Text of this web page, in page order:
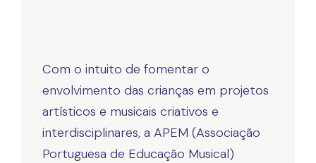
Com o intuito de fomentar o
envolvimento das crianças em projetos
artísticos e musicais criativos e
interdisciplinares, a APEM (Associação
Portuguesa de Educação Musical)